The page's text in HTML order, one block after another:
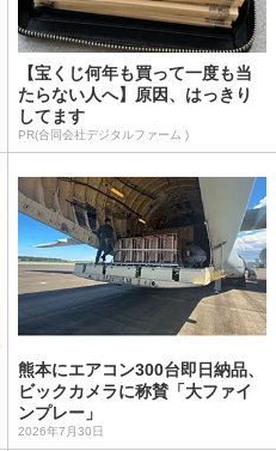
【宝くじ何年も買って一度も当
たらない人へ】原因、はっきり
してます
PR(合同会社デジタルファーム )
熊本にエアコン300台即日納品、
ビックカメラに称賛「大ファイ
ンプレー」
2026年7月30日